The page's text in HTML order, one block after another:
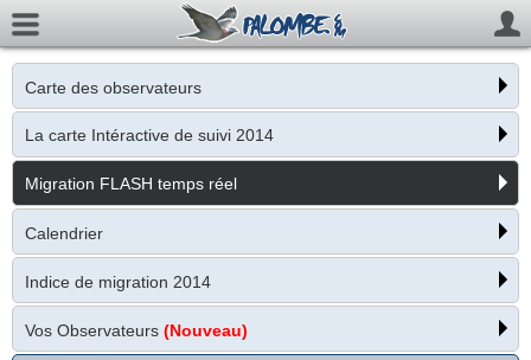
Carte des observateurs
La carte Intéractive de suivi 2014
Migration FLASH temps réel
Calendrier
Indice de migration 2014
Vos Observateurs (Nouveau)